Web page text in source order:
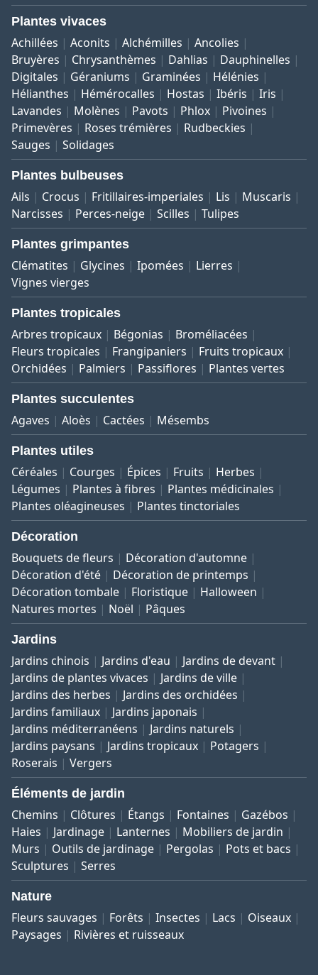
Plantes vivaces
Achillées Aconits Alchémilles
Ancolies
Bruyères
Chrysanthèmes Dahlias
Dauphinelles
Digitales
Géraniums Graminées
Hélénies
Hélianthes
Hémérocalles Hostas Ibéris
Iris
Lavandes
Molènes Pavots Phlox
Pivoines
Primevères
Roses trémières
Rudbeckies
Sauges
Solidages
Plantes bulbeuses
Ails Crocus Fritillaires-imperiales Lis
Muscaris
Narcisses
Perces-neige Scilles Tulipes
Plantes grimpantes
Clématites Glycines Ipomées
Lierres
Vignes vierges
Plantes tropicales
Arbres tropicaux Bégonias
Broméliacées
Fleurs tropicales
Frangipaniers
Fruits tropicaux
Orchidées
Palmiers Passiflores Plantes vertes
Plantes succulentes
Agaves Aloès Cactées Mésembs
Plantes utiles
Céréales Courges Épices Fruits
Herbes
Légumes
Plantes à fibres
Plantes médicinales
Plantes oléagineuses
Plantes tinctoriales
Décoration
Bouquets de fleurs
Décoration d'automne
Décoration d'été
Décoration de printemps
Décoration tombale
Floristique
Halloween
Natures mortes
Noël Pâques
Jardins
Jardins chinois Jardins d'eau
Jardins de devant
Jardins de plantes vivaces
Jardins de ville
Jardins des herbes
Jardins des orchidées
Jardins familiaux
Jardins japonais
Jardins méditerranéens
Jardins naturels
Jardins paysans
Jardins tropicaux
Potagers
Roserais
Vergers
Éléments de jardin
Chemins Clôtures Étangs Fontaines
Gazébos
Haies
Jardinage Lanternes
Mobiliers de jardin
Murs
Outils de jardinage Pergolas
Pots et bacs
Sculptures
Serres
Nature
Fleurs sauvages Forêts Insectes Lacs
Oiseaux
Paysages
Rivières et ruisseaux